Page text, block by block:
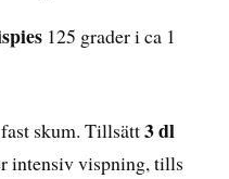
125 grader i ca 1
skum. Tillsätt3 dl
intensiv vispning, tills